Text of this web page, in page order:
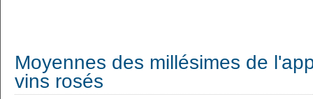
Moyennes des millésimes de
vins rosés